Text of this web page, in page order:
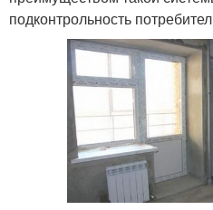
подконтрольность